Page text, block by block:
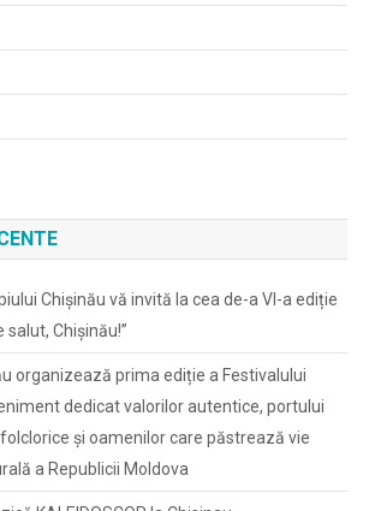
Chișinău vă invită la cea de-a VI-a ediție
salut, Chișinău!”
organizează prima ediție a Festivalului
dedicat valorilor autentice, portului
și oamenilor care păstrează vie
a Republicii Moldova